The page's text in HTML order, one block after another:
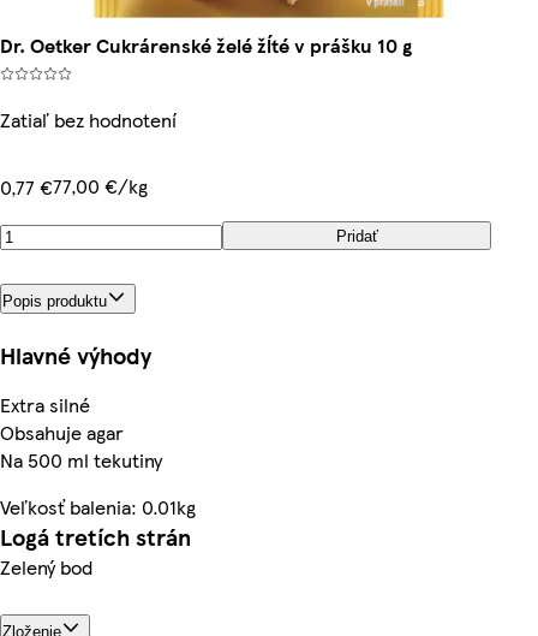
Dr. Oetker Cukrárenské želé žĺté v prášku 10 g
Zatiaľ bez hodnotení
0,77 €77,00 €/kg
Pridať
Popis produktu
Hlavné výhody
Extra silné
Obsahuje agar
Na 500 ml tekutiny
Veľkosť balenia: 0.01kg
Logá tretích strán
Zelený bod
Zloženie